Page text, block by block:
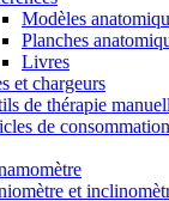
Modèles
Planches
Livres
et chargeurs
de thérapie
de
et